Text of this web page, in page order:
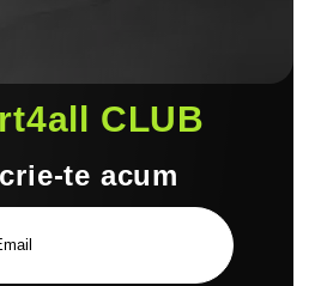
CLUB
te acum